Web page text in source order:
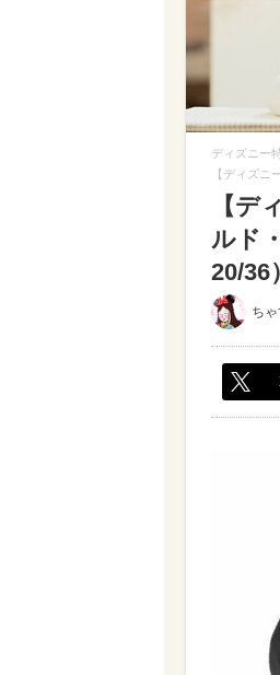
ディズニー
【ディズニ
【デ
ルド
20/36）
ちゃ